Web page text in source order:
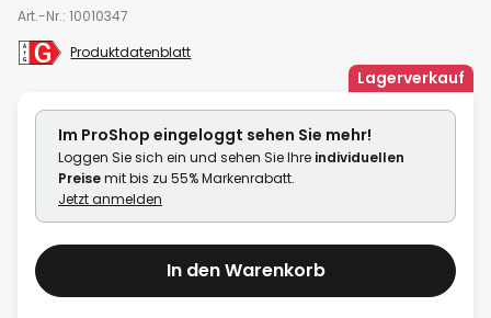
springen
Art.-Nr. 10010347
Produktdatenblatt
Lagerverkauf
Im ProShop eingeloggt sehen Sie mehr!
Loggen Sie sich ein und sehen Sie Ihre individuellen
Preisemit bis zu 55% Markenrabatt.
Jetzt anmelden
In den Warenkorb